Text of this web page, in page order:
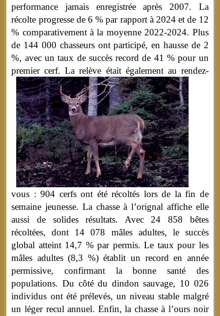
performance jamais enregistrée après 2007. La
récolte progresse de 6 % par rapport à 2024 et de 12
% comparativement à la moyenne 2022-2024. Plus
de 144 000 chasseurs ont participé, en hausse de 2
%, avec un taux de succès record de 41 % pour un
premier cerf.La relève était également au rendez-
vous : 904 cerfs ont été récoltés lors de la fin de
semaine jeunesse. La chasse à l’orignal affiche elle
aussi de solides résultats. Avec 24 858 bêtes
récoltées, dont 14 078 mâles adultes, le succès
global atteint 14,7 % par permis. Le taux pour les
mâles adultes (8,3 %) établit un record en année
permissive, confirmant la bonne santé des
populations. Du côté du dindon sauvage, 10 026
individus ont été prélevés, un niveau stable malgré
un léger recul annuel. Enfin, la chasse à l’ours noir